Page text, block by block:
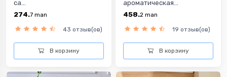
са...
274.7 man
43 отзыв(ов)
В корзину
ароматическая...
458.2 man
19 отзыв(ов)
В корзину